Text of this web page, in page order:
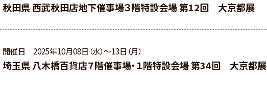
秋田県 西武秋田店地下催事場３階特設会場 第12回 大京都展
開催日 2025年10月08日（水）〜13日（月）
埼玉県 八木橋百貨店７階催事場・１階特設会場 第34回 大京都展